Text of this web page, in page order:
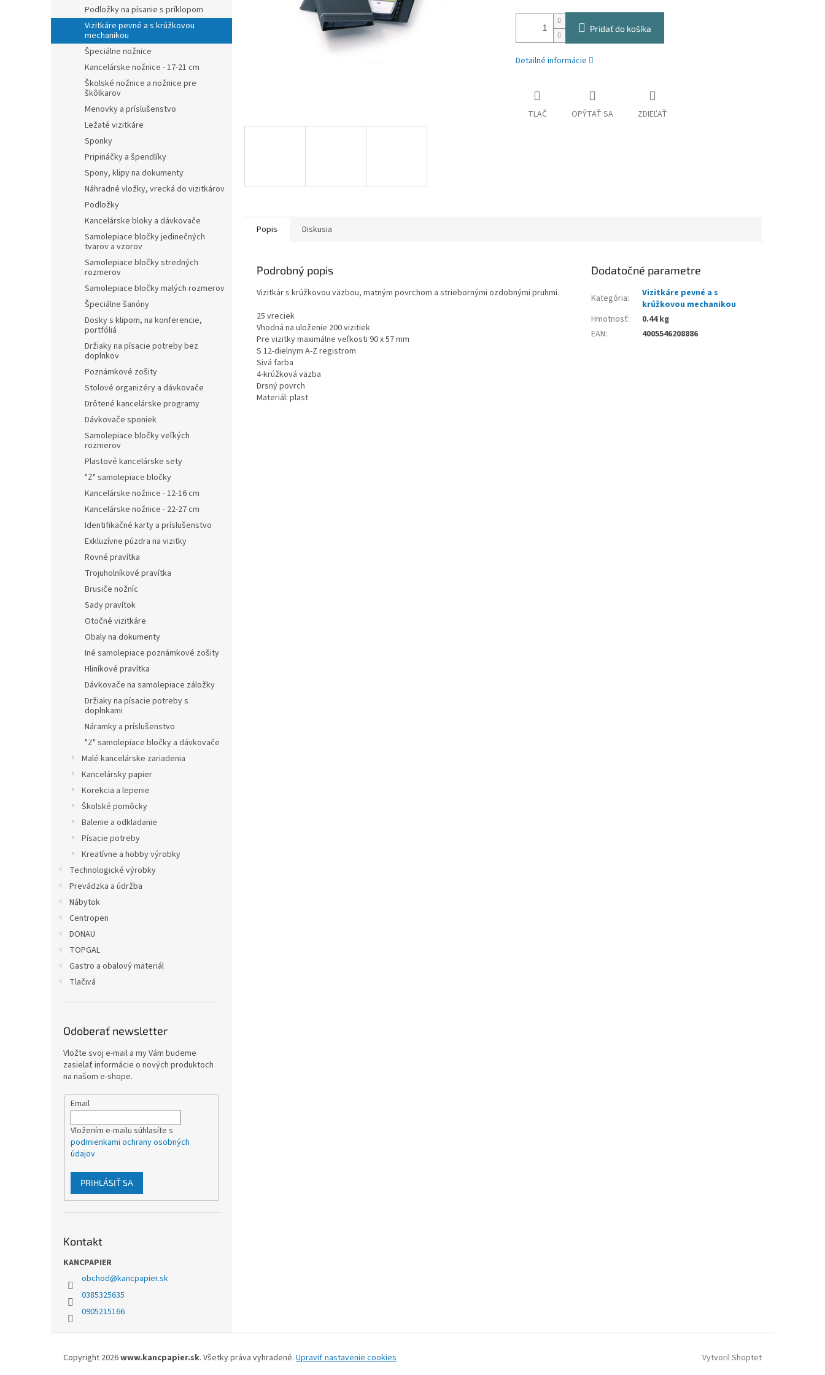
Podložky na písanie s príklopom
Vizitkáre pevné a s krúžkovou
mechanikou
Špeciálne nožnice
Kancelárske nožnice - 17-21 cm
Školské nožnice a nožnice pre
škôlkarov
Menovky a príslušenstvo
Ležaté vizitkáre
Sponky
Pripináčky a špendlíky
Spony, klipy na dokumenty
Náhradné vložky, vrecká do vizitkárov
Podložky
Kancelárske bloky a dávkovače
Samolepiace bločky jedinečných
tvarov a vzorov
Samolepiace bločky stredných
rozmerov
Samolepiace bločky malých rozmerov
Špeciálne šanóny
Dosky s klipom, na konferencie,
portfóliá
Držiaky na písacie potreby bez
doplnkov
Poznámkové zošity
Stolové organizéry a dávkovače
Drôtené kancelárske programy
Dávkovače sponiek
Samolepiace bločky veľkých
rozmerov
Plastové kancelárske sety
"Z" samolepiace bločky
Kancelárske nožnice - 12-16 cm
Kancelárske nožnice - 22-27 cm
Identifikačné karty a príslušenstvo
Exkluzívne púzdra na vizitky
Rovné pravítka
Trojuholníkové pravítka
Brusiče nožníc
Sady pravítok
Otočné vizitkáre
Obaly na dokumenty
Iné samolepiace poznámkové zošity
Hliníkové pravítka
Dávkovače na samolepiace záložky
Držiaky na písacie potreby s
doplnkami
Náramky a príslušenstvo
"Z" samolepiace bločky a dávkovače
Malé kancelárske zariadenia
Kancelársky papier
Korekcia a lepenie
Školské pomôcky
Balenie a odkladanie
Písacie potreby
Kreatívne a hobby výrobky
Technologické výrobky
Prevádzka a údržba
Nábytok
Centropen
DONAU
TOPGAL
Gastro a obalový materiál
Tlačivá
Odoberať newsletter
Vložte svoj e-mail a my Vám budeme
zasielať informácie o nových produktoch
na našom e-shope.
Email
Vložením e-mailu súhlasíte s
podmienkami ochrany osobných
údajov
PRIHLÁSIŤ SA
Kontakt
KANCPAPIER
obchod@kancpapier.sk
0385325635
0905215166
Pridať do košíka
Detailné informácie
TLAČ OPÝTAŤ SA ZDIEĽAŤ
Popis Diskusia
Podrobný popis
Vizitkár s krúžkovou väzbou, matným povrchom a striebornými ozdobnými pruhmi.
25 vreciek
Vhodná na uloženie 200 vizitiek
Pre vizitky maximálne veľkosti 90 x 57 mm
S 12-dielnym A-Z registrom
Sivá farba
4-krúžková väzba
Drsný povrch
Materiál: plast
Dodatočné parametre
Kategória:
Vizitkáre pevné a s
krúžkovou mechanikou
Hmotnosť:
0.44 kg
EAN: 4005546208886
Vytvoril Shoptet
Copyright 2026www.kancpapier.sk. Všetky práva vyhradené. Upraviť nastavenie cookies